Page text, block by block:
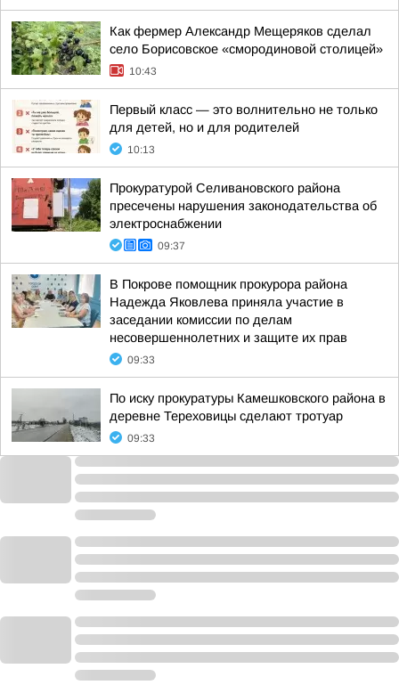
Как фермер Александр Мещеряков сделал
село Борисовское «смородиновой столицей»
10:43
Первый класс — это волнительно не только
для детей, но и для родителей
10:13
Прокуратурой Селивановского района
пресечены нарушения законодательства об
электроснабжении
09:37
В Покрове помощник прокурора района
Надежда Яковлева приняла участие в
заседании комиссии по делам
несовершеннолетних и защите их прав
09:33
По иску прокуратуры Камешковского района в
деревне Тереховицы сделают тротуар
09:33